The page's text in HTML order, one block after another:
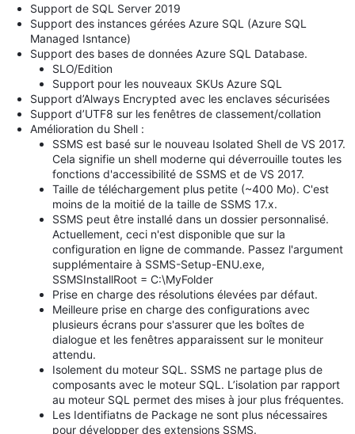
Support de SQL Server 2019
Support des instances gérées Azure SQL (Azure SQL
Managed Isntance)
Support des bases de données Azure SQL Database.
SLO/Edition
Support pour les nouveaux SKUs Azure SQL
Support d’Always Encrypted avec les enclaves sécurisées
Support d’UTF8 sur les fenêtres de classement/collation
Amélioration du Shell :
SSMS est basé sur le nouveau Isolated Shell de VS 2017.
Cela signifie un shell moderne qui déverrouille toutes les
fonctions d'accessibilité de SSMS et de VS 2017.
Taille de téléchargement plus petite (~400 Mo). C'est
moins de la moitié de la taille de SSMS 17.x.
SSMS peut être installé dans un dossier personnalisé.
Actuellement, ceci n'est disponible que sur la
configuration en ligne de commande. Passez l'argument
supplémentaire à SSMS-Setup-ENU.exe,
SSMSInstallRoot = C:\MyFolder
Prise en charge des résolutions élevées par défaut.
Meilleure prise en charge des configurations avec
plusieurs écrans pour s'assurer que les boîtes de
dialogue et les fenêtres apparaissent sur le moniteur
attendu.
Isolement du moteur SQL. SSMS ne partage plus de
composants avec le moteur SQL. L’isolation par rapport
au moteur SQL permet des mises à jour plus fréquentes.
Les Identifiatns de Package ne sont plus nécessaires
pour développer des extensions SSMS.